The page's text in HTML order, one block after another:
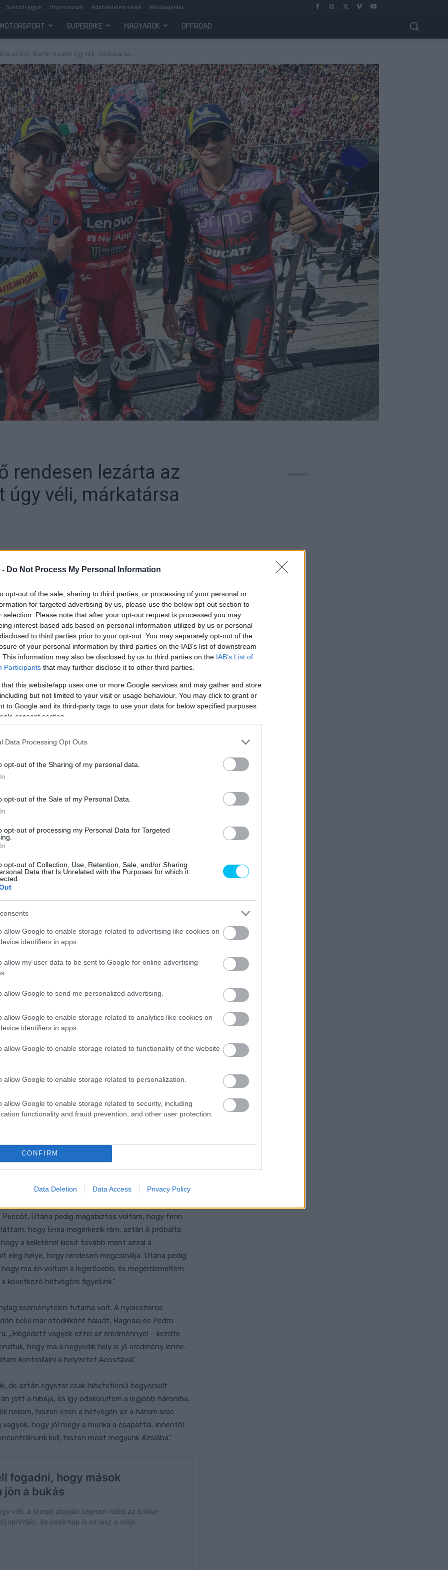
- Do Not Process My Personal Information
opt-out of the sale, sharing to third parties, or processing of your personal or
for targeted advertising by us, please use the below opt-out section to
selection. Please note that after your opt-out request is processed you may
interest-based ads based on personal information utilized by us or personal
to third parties prior to your opt-out. You may separately opt-out of the
of your personal information by third parties on the IAB’s list of downstream
This information may also be disclosed by us to third parties on the IAB’s List of
Participants that may further disclose it to other third parties.
that this website/app uses one or more Google services and may gather and store
but not limited to your visit or usage behaviour. You may click to grant or
to Google and its third-party tags to use your data for below specified purposes
consent section.
Data Processing Opt Outs
opt-out of the Sharing of my personal data.
opt-out of the Sale of my Personal Data.
opt-out of processing my Personal Data for Targeted
opt-out of Collection, Use, Retention, Sale, and/or Sharing
Data that Is Unrelated with the Purposes for which it
allow Google to enable storage related to advertising like cookies on
identifiers in apps.
allow my user data to be sent to Google for online advertising
allow Google to send me personalized advertising.
allow Google to enable storage related to analytics like cookies on
identifiers in apps.
allow Google to enable storage related to functionality of the website
allow Google to enable storage related to personalization.
allow Google to enable storage related to security, including
functionality and fraud prevention, and other user protection.
CONFIRM
Data Deletion Data Access Privacy Policy
Szerzői jogok Impresszum Adatvédelmi elvek Médiaajánlat
MOTORSPORT SUPERBIKE MAGYAROK OFFROAD
az ívet, Martín viszont úgy véli, márkatársa...
rendesen lezárta az
úgy véli, márkatársa
Enea Bastianini, Jorge Martín és Marc Márquez
misanói forduló, az Emilia-romagnai Nagydíj
rajttal élre állt, és utána egészen az utolsó körig
rajtoló Enea Bastianini felzárkózott mögé, és
mellé, akit így kifelé terelt. Az első képeket
e a szabályok ellen. A futam után viszont kiderült,
kereteken belülre. Az olasz pilóta szintén úgy
🚨@BESTIA23
TO GIVE! 🤯
🏁
SEPTEMBER
követően. – Jorge tökéletes munkát végzett
megelőzni. Megpróbáltam három körrel a vége
kanyar kijáratánál. Aztán az utolsó körben volt egy
oda. A határon voltam, de aztán rendesen le
tudtam itt, Misanóban, a szurkolóink előtt.”
vezetett, a második helyről rajtoló Martín végül csak
hiszen bajnoki ellenfele, Francesco Bagnaia bukott,
igazán kemény verseny volt – mondta a Pramac
Peccót. Utána pedig magabiztos voltam, hogy fenn
hogy Enea megérkezik rám, aztán ő próbálta
a kelleténél kicsit tovább ment azzal a
elég helye, hogy rendesen megcsinálja. Utána pedig
ma én voltam a legerősebb, és megérdemeltem
következő hétvégére figyelünk.”
eseménytelen futama volt. A nyolcszoros
belül már ötödikként haladt, Bagnaia és Pedro
„Elégedett vagyok ezzel az eredménnyel – kezdte
hogy ma a negyedik hely is jó eredmény lenne.
kontrollálni a helyzetet Acostával.”
de aztán egyszer csak hihetetlenül begyorsult –
jött a hibája, és így odakerültem a legjobb háromba.
nekem, hiszen ezen a hétvégén az a három srác
hogy jól megy a munka a csapattal. Innentől
kell, hiszen most megyünk Ázsiába.”
- Hirdetés -